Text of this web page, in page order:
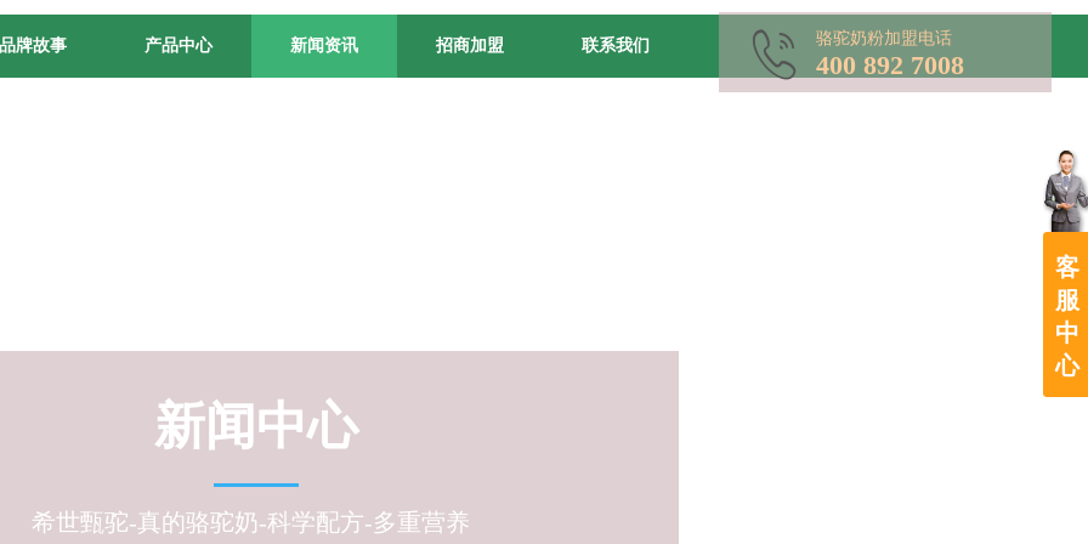
400 892 7008
骆驼奶粉加盟电话
品牌故事 产品中心 新闻资讯 招商加盟 联系我们
新闻中心
希世甄驼-真的骆驼奶-科学配方-多重营养
客
服
中
心